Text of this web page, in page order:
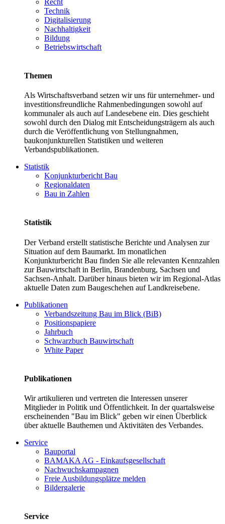
Technik
Digitalisierung
Nachhaltigkeit
Bildung
Betriebswirtschaft
Themen
Als Wirtschaftsverband setzen wir uns für unternehmer- und
investitionsfreundliche Rahmenbedingungen sowohl auf
kommunaler als auch auf Landesebene ein. Dies geschieht
sowohl durch den Dialog mit Entscheidungsträgern als auch
durch die Veröffentlichung von Stellungnahmen,
baukonjunkturellen Statistiken und weiteren
Verbandspublikationen.
Statistik
Konjunkturbericht Bau
Regionaldaten
Bau in Zahlen
Statistik
Der Verband erstellt statistische Berichte und Analysen zur
Situation auf dem Baumarkt. Im monatlichen
Konjunkturbericht Bau finden Sie alle relevanten Kennzahlen
zur Bauwirtschaft in Berlin, Brandenburg, Sachsen und
Sachsen-Anhalt. Darüber hinaus bieten wir im Regional-Atlas
aktuelle Daten zum Baugeschehen auf Landkreisebene.
Publikationen
Verbandszeitung Bau im Blick (BiB)
Positionspapiere
Jahrbuch
Schwarzbuch Bauwirtschaft
White Paper
Publikationen
Wir artikulieren und vertreten die Interessen unserer
Mitglieder in Politik und Öffentlichkeit. In der quartalsweise
erscheinenden "Bau im Blick" geben wir einen Überblick
über aktuelle Bauthemen und Aktivitäten des Verbandes.
Service
Bauportal
BAMAKA AG - Einkaufsgesellschaft
Nachwuchskampagnen
Freie Ausbildungsplätze melden
Bildergalerie
Service